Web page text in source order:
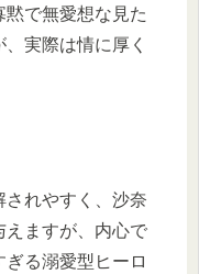
で無愛想な見た
実際は情に厚く
れやすく、沙奈
えますが、内心で
る溺愛型ヒーロ